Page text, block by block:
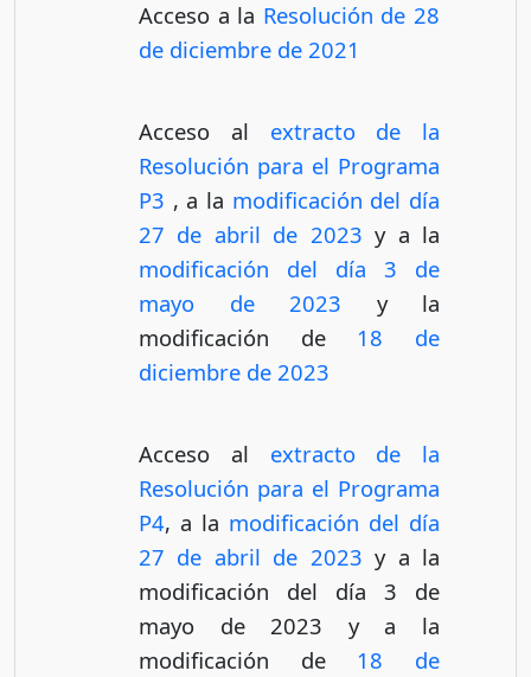
Acceso a la Resolución de 28
de diciembre de 2021
Acceso al extracto de la
Resolución para el Programa
P3 , a la modificación del día
27 de abril de 2023 y a la
modificación del día 3 de
mayo de 2023 y la
modificación de 18 de
diciembre de 2023
Acceso al extracto de la
Resolución para el Programa
P4, a la modificación del día
27 de abril de 2023 y a la
modificación del día 3 de
mayo de 2023 y a la
modificación de18 de